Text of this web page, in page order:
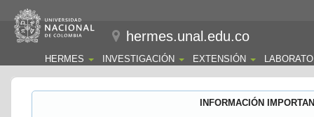
hermes.unal.edu.co
HERMES INVESTIGACIÓN EXTENSIÓN
INFORMACIÓN